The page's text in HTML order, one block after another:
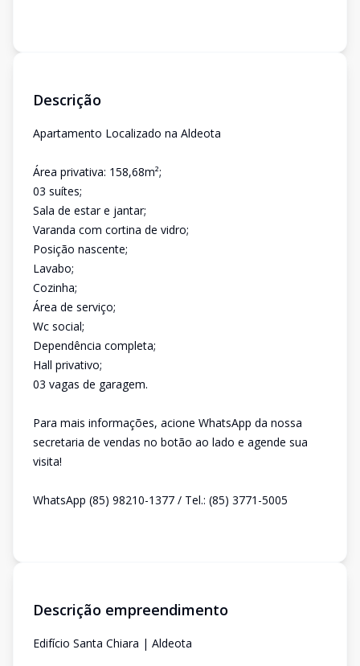
Descrição
Apartamento Localizado na Aldeota
Área privativa: 158,68m²;
03 suítes;
Sala de estar e jantar;
Varanda com cortina de vidro;
Posição nascente;
Lavabo;
Cozinha;
Área de serviço;
Wc social;
Dependência completa;
Hall privativo;
03 vagas de garagem.
Para mais informações, acione WhatsApp da nossa
secretaria de vendas no botão ao lado e agende sua
visita!
WhatsApp (85) 98210-1377 / Tel.: (85) 3771-5005
Descrição empreendimento
Edifício Santa Chiara | Aldeota